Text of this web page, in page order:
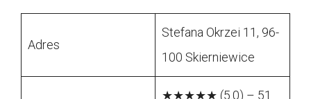
Adres
Stefana Okrzei 11, 96-
100 Skierniewice
★★★★★ (5.0) – 51